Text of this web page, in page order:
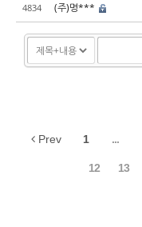
4834 (주)명***
Prev 1 ...
12 13